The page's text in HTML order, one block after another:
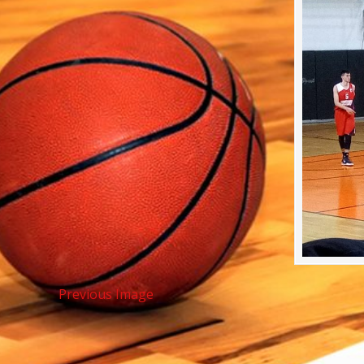
Previous Image